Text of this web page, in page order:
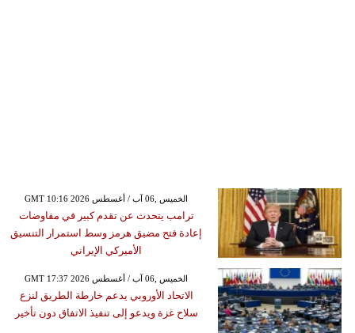
GMT 10:16 2026 الخميس ,06 آب / أغسطس
ترامب يتحدث عن تقدم كبير في مفاوضات
إعادة فتح مضيق هرمز وسط استمرار التنسيق
الأميركي الإيراني
GMT 17:37 2026 الخميس ,06 آب / أغسطس
الاتحاد الأوروبي يدعم خارطة الطريق لنزع
سلاح غزة ويدعو إلى تنفيذ الاتفاق دون تأخير